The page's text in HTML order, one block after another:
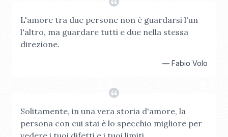
L'amore tra due persone non è guardarsi l'un
l'altro, ma guardare tutti e due nella stessa
direzione.
— Fabio Volo
Solitamente, in una vera storia d'amore, la
persona con cui stai è lo specchio migliore per